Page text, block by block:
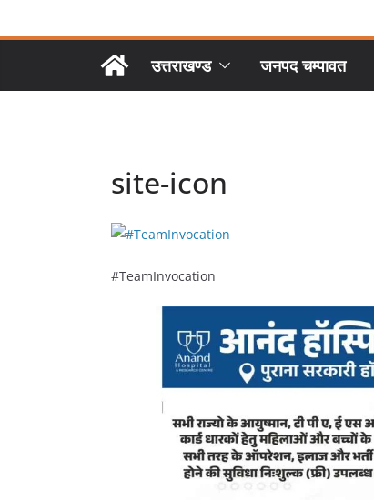
उत्तराखण्ड जनपद चम्पावत
site-icon
#TeamInvocation